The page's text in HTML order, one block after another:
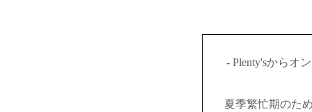
- Plenty'sからオ
夏季繁忙期のた